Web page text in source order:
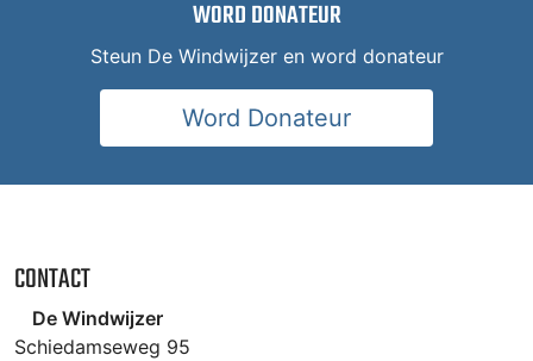
WORD DONATEUR
Steun De Windwijzer en word donateur
Word Donateur
CONTACT
De Windwijzer
Schiedamseweg 95